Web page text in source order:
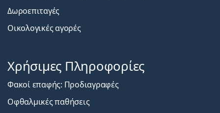
Δωροεπιταγές
Οικολογικές αγορές
Χρήσιμες Πληροφορίες
Φακοί επαφής: Προδιαγραφές
Οφθαλμικές παθήσεις